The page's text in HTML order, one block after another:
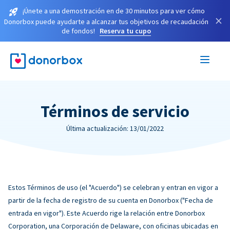
¡Únete a una demostración en de 30 minutos para ver cómo
Donorbox puede ayudarte a alcanzar tus objetivos de recaudación
de fondos!
Reserva tu cupo
×
Términos de servicio
Última actualización: 13/01/2022
Estos Términos de uso (el "Acuerdo") se celebran y entran en vigor a
partir de la fecha de registro de su cuenta en Donorbox ("Fecha de
entrada en vigor"). Este Acuerdo rige la relación entre Donorbox
Corporation, una Corporación de Delaware, con oficinas ubicadas en